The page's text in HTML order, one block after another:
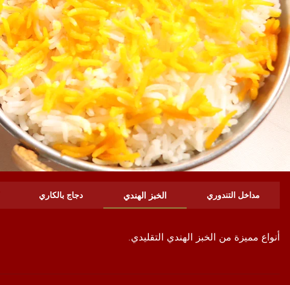
مداخل التندوري الخبز الهندي دجاج بالكاري
أنواع مميزة من الخبز الهندي التقليدي.